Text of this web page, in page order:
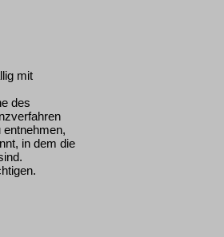
mit
des
in dem die